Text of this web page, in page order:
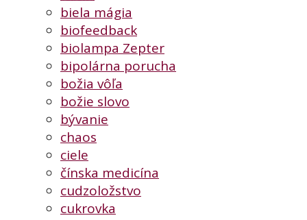
biela mágia
biofeedback
biolampa Zepter
bipolárna porucha
božia vôľa
božie slovo
bývanie
chaos
ciele
čínska medicína
cudzoložstvo
cukrovka